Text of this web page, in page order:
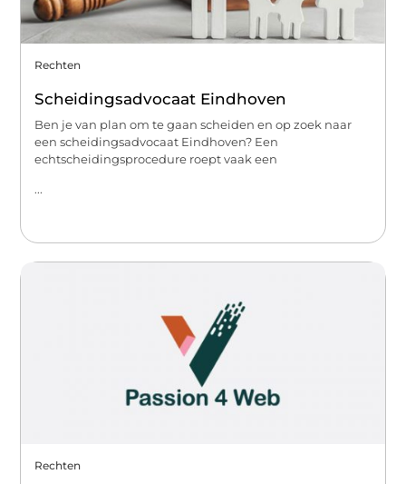
Rechten
Scheidingsadvocaat Eindhoven
Ben je van plan om te gaan scheiden en op zoek naar
een scheidingsadvocaat Eindhoven? Een
echtscheidingsprocedure roept vaak een
...
Rechten